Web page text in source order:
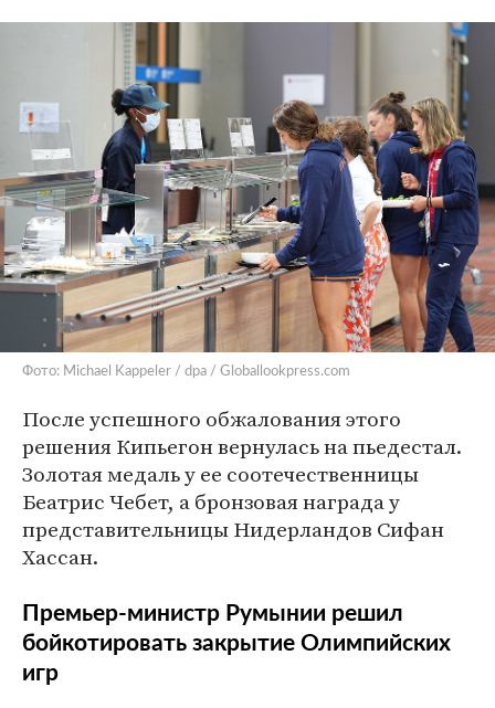
Фото: Michael Kappeler / dpa / Globallookpress.com
После успешного обжалования этого
решения Кипьегон вернулась на пьедестал.
Золотая медаль у ее соотечественницы
Беатрис Чебет, а бронзовая награда у
представительницы Нидерландов Сифан
Хассан.
Премьер-министр Румынии решил
бойкотировать закрытие Олимпийских
игр